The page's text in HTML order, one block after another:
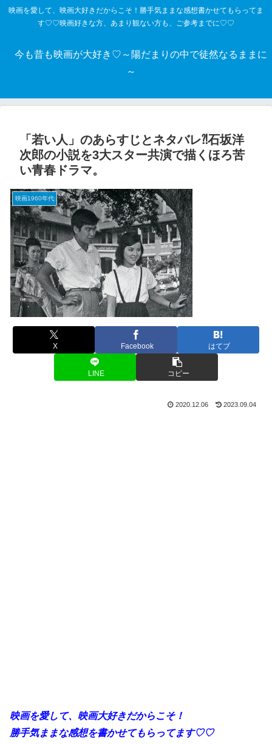
映画を愛して、映画大好きだからこそ！勝手気ままな感想書かせてもらってま
す♡♡映画好きな方、あまり観ない方も、ご参考までに♡♡
今も昔も映画が大好き♡～陽だまりの中で徒然なるままに
～
「若い人」のあらすじとネタバレ⁈石坂洋
次郎の小説を3大スター共演で描くほろ苦
い青春ドラマ。
映画1960年代
X Facebook はてブ
LINE コピー
2020.12.06 2023.09.04
映画を愛して、映画大好きだからこそ！
勝手気ままな感想を書かせてもらってます♡♡